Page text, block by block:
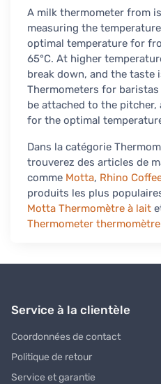
A milk thermometer from
measuring the
optimal temperature for
65°C. At higher
break down, and the taste
Thermometers for
be attached to the pitcher,
for the optimal
Dans la catégorie
trouverez des articles de
comme Motta, Rhino
produits les plus
Motta Thermomètre à lait
Thermometer
Service à la clientèle
Coordonnées de contact
Politique de retour
Service et garantie